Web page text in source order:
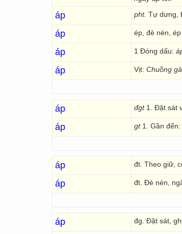
áp pht. Tự dưng,
áp ép, đè nén,
áp 1 Đóng dấu:
áp Vịt: Chuồng
áp đgt 1. Đặt sát
áp gt 1. Gần đến:
áp đt. Theo giữ,
áp đt. Đè nén,
áp đg. Đặt sát,